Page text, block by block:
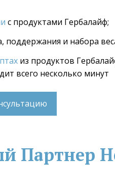
с продуктами Гербалайф;
поддержания и набора
из продуктов
всего несколько минут
Партнер